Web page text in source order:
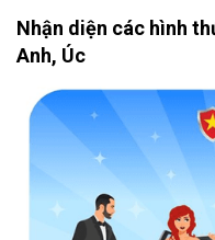
Nhận diện các hình
Anh, Úc